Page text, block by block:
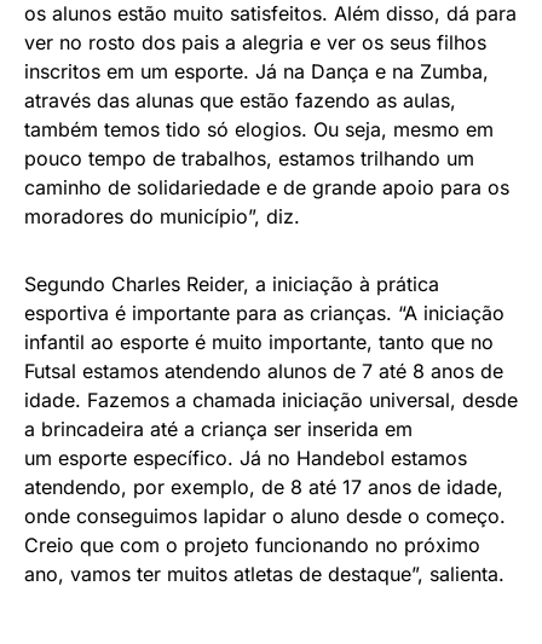
os alunos estão muito satisfeitos. Além disso, dá para
ver no rosto dos pais a alegria e ver os seus filhos
inscritos em um esporte. Já na Dança e na Zumba,
através das alunas que estão fazendo as aulas,
também temos tido só elogios. Ou seja, mesmo em
pouco tempo de trabalhos, estamos trilhando um
caminho de solidariedade e de grande apoio para os
moradores do município”, diz.
Segundo Charles Reider, a iniciação à prática
esportiva é importante para as crianças. “A iniciação
infantil ao esporte é muito importante, tanto que no
Futsal estamos atendendo alunos de 7 até 8 anos de
idade. Fazemos a chamada iniciação universal, desde
a brincadeira até a criança ser inserida em
um esporte específico. Já no Handebol estamos
atendendo, por exemplo, de 8 até 17 anos de idade,
onde conseguimos lapidar o aluno desde o começo.
Creio que com o projeto funcionando no próximo
ano, vamos ter muitos atletas de destaque”, salienta.